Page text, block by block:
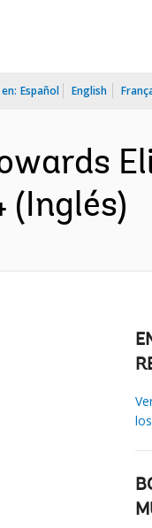
Español English
(Inglés)